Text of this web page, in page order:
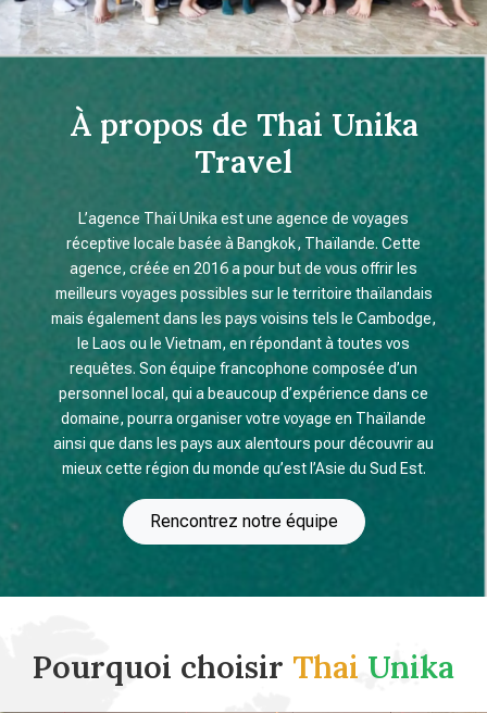
À propos de Thai Unika
Travel
L’agence Thaï Unika est une agence de voyages
réceptive locale basée à Bangkok, Thaïlande. Cette
agence, créée en 2016 a pour but de vous offrir les
meilleurs voyages possibles sur le territoire thaïlandais
mais également dans les pays voisins tels le Cambodge,
le Laos ou le Vietnam, en répondant à toutes vos
requêtes. Son équipe francophone composée d’un
personnel local, qui a beaucoup d’expérience dans ce
domaine, pourra organiser votre voyage en Thaïlande
ainsi que dans les pays aux alentours pour découvrir au
mieux cette région du monde qu’est l’Asie du Sud Est.
Rencontrez notre équipe
Pourquoi choisir Thai Unika